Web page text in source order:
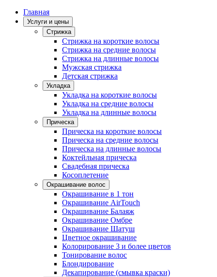
Главная
Услуги и цены
Стрижка
Стрижка на короткие волосы
Стрижка на средние волосы
Стрижка на длинные волосы
Мужская стрижка
Детская стрижка
Укладка
Укладка на короткие волосы
Укладка на средние волосы
Укладка на длинные волосы
Прическа
Прическа на короткие волосы
Прическа на средние волосы
Прическа на длинные волосы
Коктейльная прическа
Свадебная прическа
Косоплетение
Окрашивание волос
Окрашивание в 1 тон
Окрашивание AirTouch
Окрашивание Балаяж
Окрашивание Омбре
Окрашивание Шатуш
Цветное окрашивание
Колорирование 3 и более цветов
Тонирование волос
Блондирование
Декапирование (смывка краски)